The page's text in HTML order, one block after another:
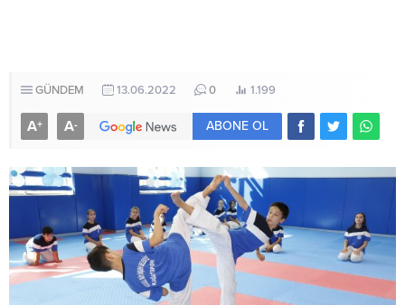
GÜNDEM 13.06.2022 0 1.199
A+ A- ABONE OL